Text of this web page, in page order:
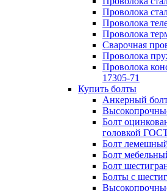
Проволока
Проволока
Проволока
Сварочная
Проволока
Проволока
17305-71
Купить болты
Анкерный
Болт
головкой
Болт
Болт
Болт
Болты с